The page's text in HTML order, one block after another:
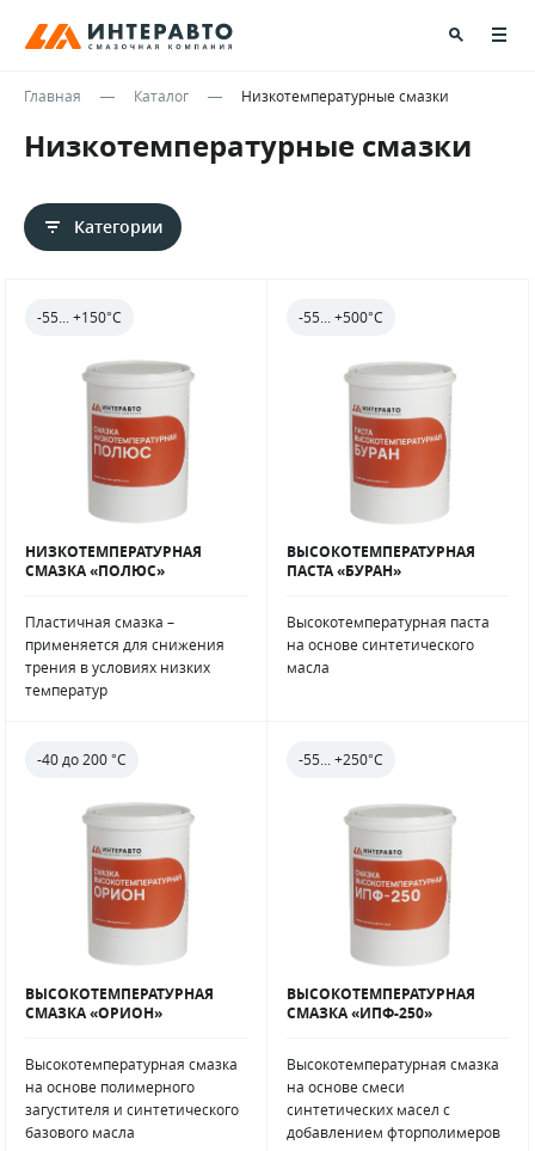
Главная Каталог Низкотемпературные смазки
Низкотемпературные смазки
Категории
-55... +150°С
НИЗКОТЕМПЕРАТУРНАЯ
СМАЗКА «ПОЛЮС»
Пластичная смазка –
применяется для снижения
трения в условиях низких
температур
-55... +500°С
ВЫСОКОТЕМПЕРАТУРНАЯ
ПАСТА «БУРАН»
Высокотемпературная паста
на основе синтетического
масла
-40 до 200 °С
ВЫСОКОТЕМПЕРАТУРНАЯ
СМАЗКА «ОРИОН»
Высокотемпературная смазка
на основе полимерного
загустителя и синтетического
базового масла
-55... +250°С
ВЫСОКОТЕМПЕРАТУРНАЯ
СМАЗКА «ИПФ-250»
Высокотемпературная смазка
на основе смеси
синтетических масел с
добавлением фторполимеров